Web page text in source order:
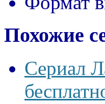
Похожие
Сериал